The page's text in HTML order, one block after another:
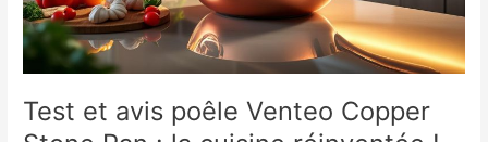
:
l’inox
au
de
vos
Test et avis poêle Venteo Copper